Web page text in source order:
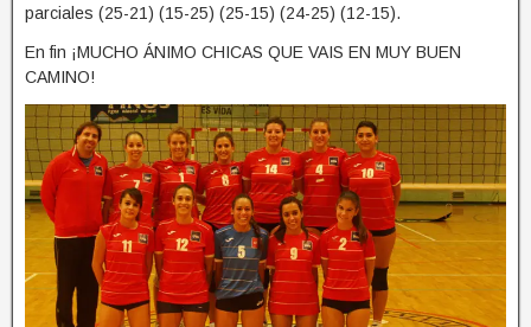
parciales (25-21) (15-25) (25-15) (24-25) (12-15).
En fin ¡MUCHO ÁNIMO CHICAS QUE VAIS EN MUY BUEN
CAMINO!